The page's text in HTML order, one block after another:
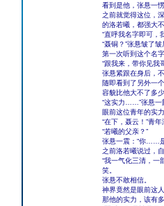
看到是他，张悬一
之前就觉得这位，
的洛若曦，都强大
“直呼我名字即可
“聂铜？”张悬皱了皱
第一次听到这个名
“跟我来，带你见我
张悬紧跟在身后，
随即看到了另外一
容貌比他大不了多
“这实力……”张悬一
眼前这位青年的实
“在下，聂云！”青
“若曦的父亲？”
张悬一震：“你……
之前洛若曦说过，
“我一气化三清，一
笑。
张悬不敢相信。
神界竟然是眼前这
那他的实力，该有